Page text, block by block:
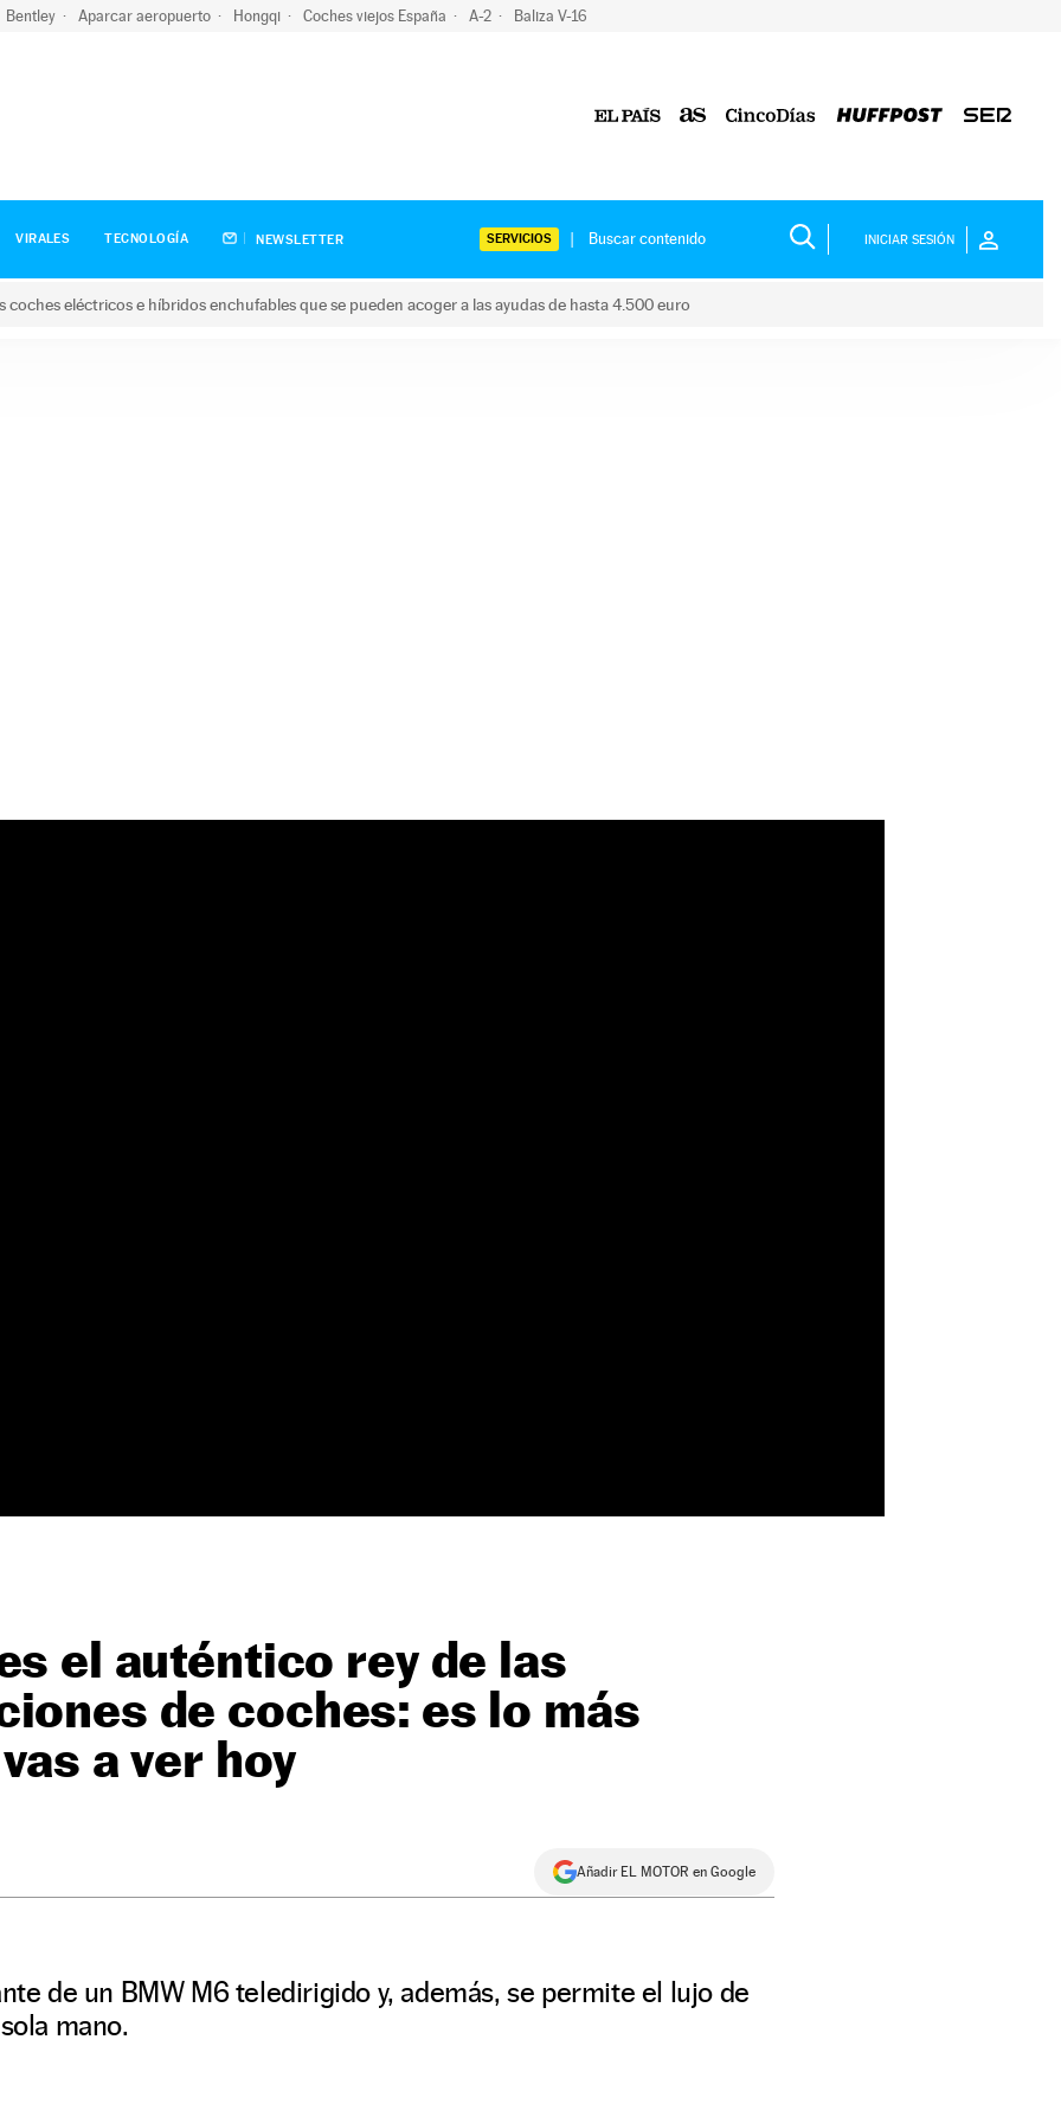
Bentley Aparcar aeropuerto Hongqi Coches viejos España A-2 Baliza V-16
VIRALES TECNOLOGÍA NEWSLETTER SERVICIOS INICIAR SESIÓN
eléctricos e híbridos enchufables que se pueden acoger a las ayudas de hasta 4.500 euro
el auténtico rey de las
de coches: es lo más
a ver hoy
Añadir EL MOTOR en Google
de un BMW M6 teledirigido y, además, se permite el lujo de
mano.